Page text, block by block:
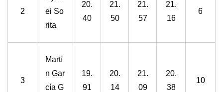
2
ei So
rita
20.
40
21.
50
21.
57
21.
16
6
3
Martí
n Gar
cía G
19.
91
20.
14
21.
09
20.
38
10